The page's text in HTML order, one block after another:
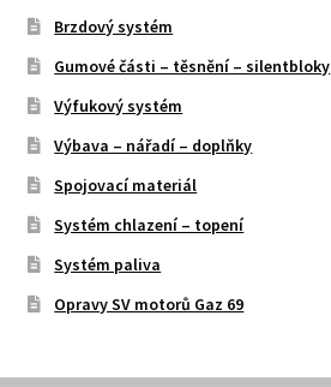
Brzdový systém
Gumové části – těsnění – silentbloky
Výfukový systém
Výbava – nářadí – doplňky
Spojovací materiál
Systém chlazení – topení
Systém paliva
Opravy SV motorů Gaz 69